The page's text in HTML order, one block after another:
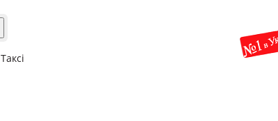
Таксі